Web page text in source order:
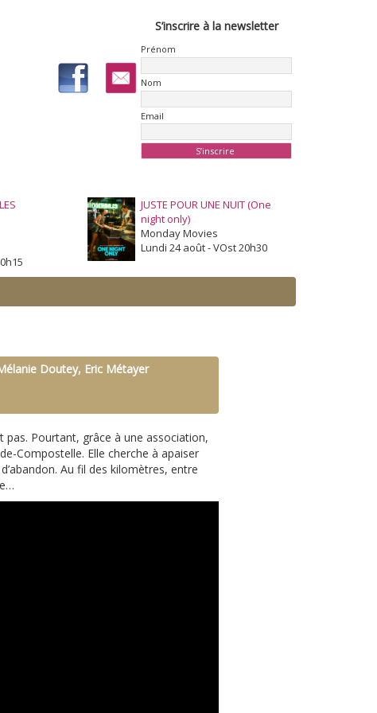
S’inscrire à la newsletter
Prénom
Nom
Email
JUSTE POUR UNE NUIT (One
night only)
Monday Movies
Lundi 24 août - VOst 20h30
Doutey, Eric Métayer
Pourtant, grâce à une association,
Compostelle. Elle cherche à apaiser
Au fil des kilomètres, entre